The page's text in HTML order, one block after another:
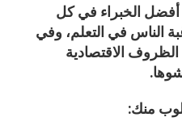
أفضل الخبراء في كل
الناس في التعلم، وفي
الاقتصادية
منك: